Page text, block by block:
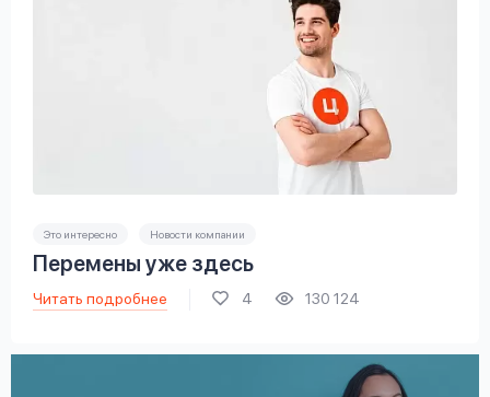
Это интересно Новости компании
Перемены уже здесь
Читать подробнее 4 130 124